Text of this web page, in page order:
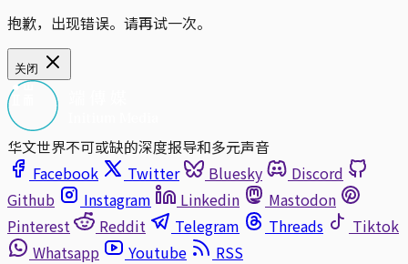
抱歉，出现错误。请再试一次。
关闭
华文世界不可或缺的深度报导和多元声音
Facebook
Twitter Bluesky
Discord
Github
Instagram Linkedin
Mastodon
Pinterest
Reddit Telegram Threads
Tiktok
Whatsapp
Youtube
RSS